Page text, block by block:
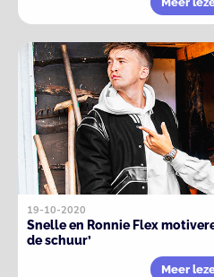
19-10-2020
Snelle en Ronnie Flex
de schuur’
Meer